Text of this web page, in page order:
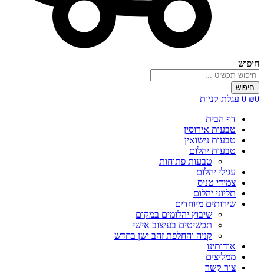
חיפוש
חיפוש
₪0
0 עגלת קניות
דף הבית
טבעות אירוסין
טבעות נישואין
טבעות יהלום
טבעות פתוחות
עגילי יהלום
צמידי טניס
תליוני יהלום
שירותים מיוחדים
שיבוץ יהלומים במקום
תכשיטים בעיצוב אישי
קניה והחלפת זהב ישן בחדש
אודותינו
ממליצים
צור קשר